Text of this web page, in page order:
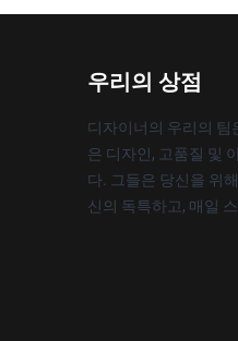
우리의 상점
디자이너의 우리의 팀
은 디자인, 고품질 및
다. 그들은 당신을 위
신의 독특하고, 매일